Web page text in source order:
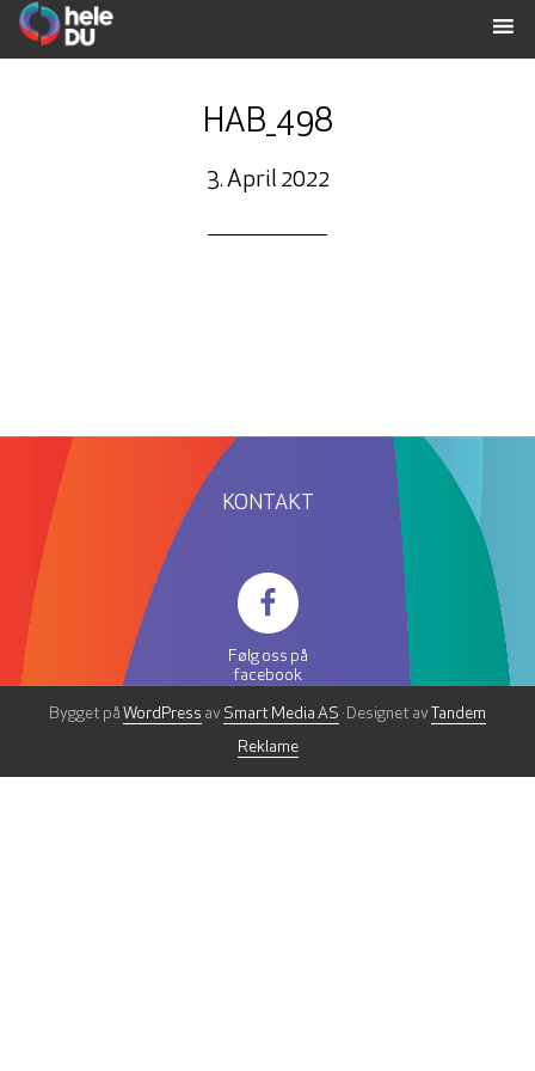
HAB_498
3. April 2022
KONTAKT
Følg oss på
facebook
Bygget på WordPress av Smart Media AS · Designet av Tandem
Reklame